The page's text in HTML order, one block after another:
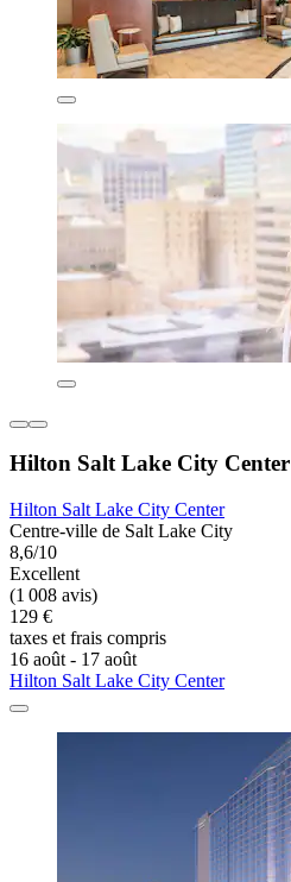
Hilton Salt Lake City Center
Hilton Salt Lake City Center
Centre-ville de Salt Lake City
8,6/10
Excellent
(1 008 avis)
129 €
taxes et frais compris
16 août - 17 août
Hilton Salt Lake City Center